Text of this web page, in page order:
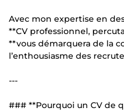
Avec mon expertise en
**CV professionnel,
**vous démarquera de la
l’enthousiasme des
---
### **Pourquoi un CV de